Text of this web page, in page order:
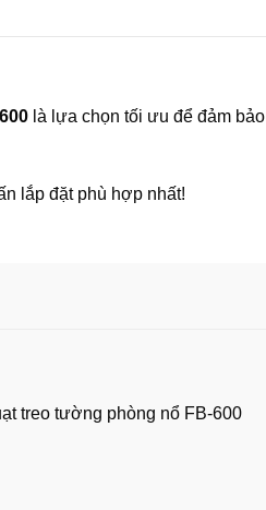
là lựa chọn tối ưu để đảm bảo
lắp đặt phù hợp nhất!